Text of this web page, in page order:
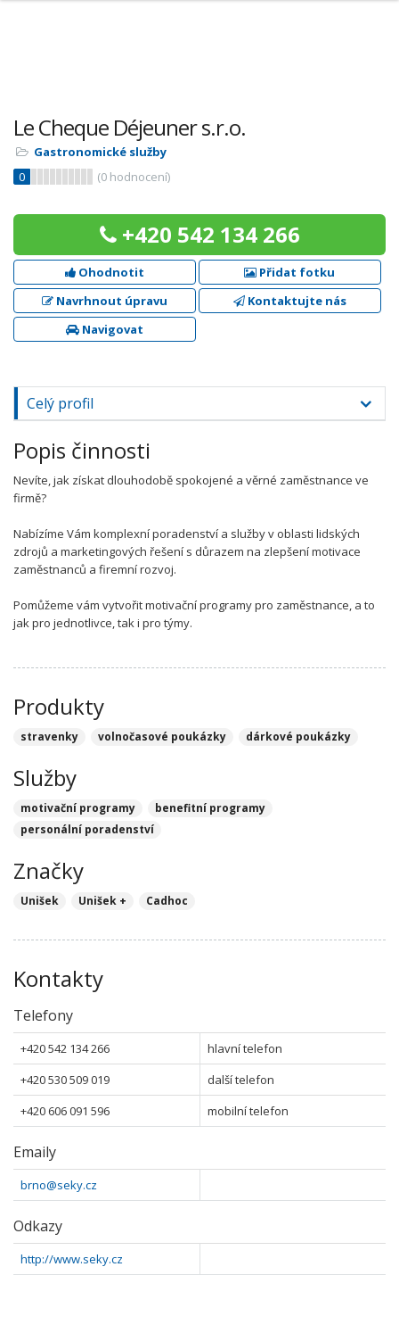
Le Cheque Déjeuner s.r.o.
Gastronomické služby
0
(0 hodnocení)
+420 542 134 266
Ohodnotit
Přidat fotku
Navrhnout úpravu
Kontaktujte nás
Navigovat
Celý profil
Popis činnosti
Nevíte, jak získat dlouhodobě spokojené a věrné zaměstnance ve
firmě?
Nabízíme Vám komplexní poradenství a služby v oblasti lidských
zdrojů a marketingových řešení s důrazem na zlepšení motivace
zaměstnanců a firemní rozvoj.
Pomůžeme vám vytvořit motivační programy pro zaměstnance, a to
jak pro jednotlivce, tak i pro týmy.
Produkty
stravenky volnočasové poukázky dárkové poukázky
Služby
motivační programy
benefitní programy
personální poradenství
Značky
Unišek Unišek + Cadhoc
Kontakty
Telefony
+420 542 134 266
hlavní telefon
+420 530 509 019
další telefon
+420 606 091 596
mobilní telefon
Emaily
brno@seky.cz
Odkazy
http://www.seky.cz